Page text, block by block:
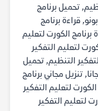
تحميل برنامج
قراءة برنامج
برنامج الكورت لتعليم
لتعليم التفكير
التنظيم, تحميل
تنزيل مجاني برنامج
لتعليم التفكير
لتعليم التفكير